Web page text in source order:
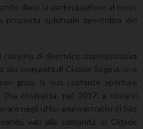
dono la partecipazione al mese
proposta spirituale apostolica del
compito di direttrice amministrativa
alla comunità di Cidade Regina, una
gioia, la sua costante apertura
l’ha costretta, nel 2017, a ritirarsi
negli uffici amministrativi di São
vari alla comunità di Cidade